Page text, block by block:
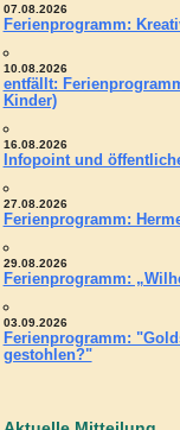
07.08.2026
Ferienprogramm:
10.08.2026
entfällt:
Kinder)
16.08.2026
Infopoint und
27.08.2026
Ferienprogramm:
29.08.2026
Ferienprogramm:
03.09.2026
Ferienprogramm:
gestohlen?"